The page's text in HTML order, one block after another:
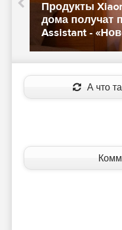
Продукты
дома получат
Assistant -
А что